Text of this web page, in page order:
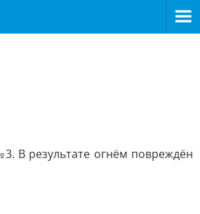
В результате огнём повреждён